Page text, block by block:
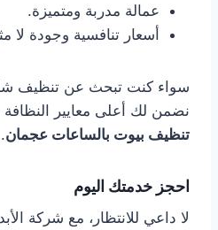
عمالة مدربة ومتميزة.
أسعار تنافسية وجودة لا
سواء كنت تبحث عن تنظيف
نضمن لك أعلى معايير
تنظيف بيوت بالساعات عجمان.
احجز خدمتك اليوم
لا داعي للانتظار، مع شركة